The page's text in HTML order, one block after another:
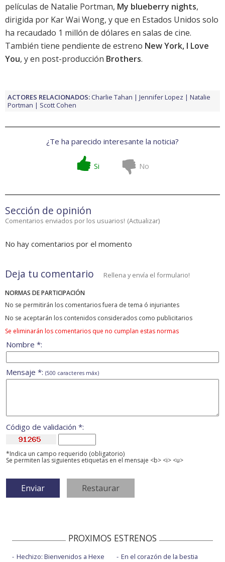
películas de Natalie Portman, My blueberry nights,
dirigida por Kar Wai Wong, y que en Estados Unidos solo
ha recaudado 1 millón de dólares en salas de cine.
También tiene pendiente de estreno New York, I Love
You, y en post-producción Brothers.
ACTORES RELACIONADOS:Charlie Tahan Jennifer Lopez
Natalie
Portman
Scott Cohen
¿Te ha parecido interesante la noticia?
Si No
Sección de opinión
Comentarios enviados por los usuarios! (Actualizar)
No hay comentarios por el momento
Deja tu comentario Rellena y envía el formulario!
NORMAS DE PARTICIPACIÓN
No se permitirán los comentarios fuera de tema ó injuriantes
No se aceptarán los contenidos considerados como publicitarios
Se eliminarán los comentarios que no cumplan estas normas
Nombre *:
Mensaje *: (500 caracteres máx)
Código de validación *:
*Indica un campo requerido (obligatorio)
Se permiten las siguientes etiquetas en el mensaje <b> <i> <u>
PROXIMOS ESTRENOS
Hechizo: Bienvenidos a Hexe
En el corazón de la bestia